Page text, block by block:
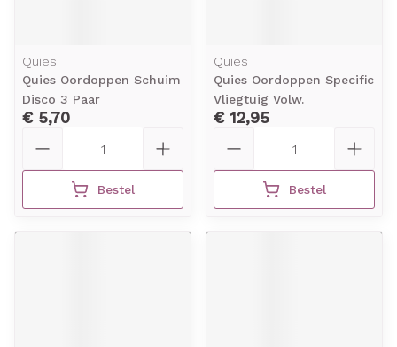
Quies
Quies Oordoppen Schuim
Disco 3 Paar
€ 5,70
Bestel
Quies
Quies Oordoppen Specific
Vliegtuig Volw.
€ 12,95
Bestel